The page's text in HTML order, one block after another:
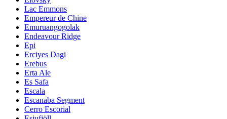
Lac Emmons
Empereur de Chine
Emuruangogolak
Endeavour Ridge
Epi
Erciyes Dagi
Erebus
Erta Ale
Es Safa
Escala
Escanaba Segment
Cerro Escorial